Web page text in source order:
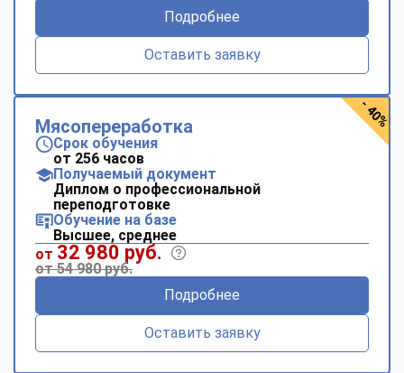
Подробнее
Оставить заявку
Мясопереработка
Срок обучения
от 256 часов
Получаемый документ
Диплом о профессиональной
переподготовке
Обучение на базе
Высшее, среднее
от 32 980 руб.
от 54 980 руб.
Подробнее
Оставить заявку
- 40%